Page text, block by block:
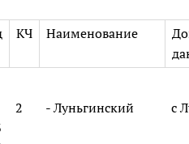
КЧ Наименование
2 - Луньгинский с